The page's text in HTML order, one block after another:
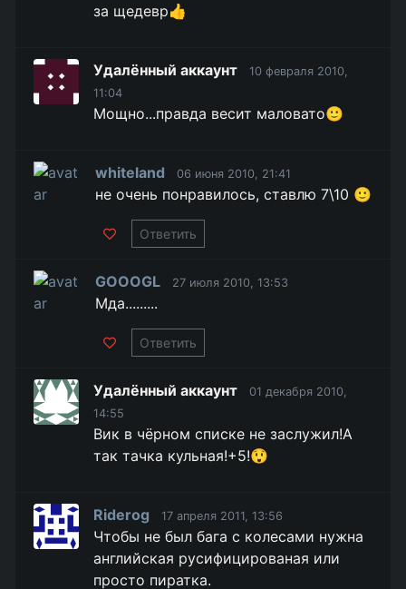
за щедевр👍
Удалённый аккаунт
10 февраля 2010,
11:04
Мощно...правда весит маловато🙂
whiteland 06 июня 2010, 21:41
не очень понравилось, ставлю 7\10 🙂
Ответить
GOOOGL 27 июля 2010, 13:53
Мда.........
Ответить
Удалённый аккаунт
01 декабря 2010,
14:55
Вик в чёрном списке не заслужил!А
так тачка кульная!+5!😲
Riderog 17 апреля 2011, 13:56
Чтобы не был бага с колесами нужна
английская русифицированая или
просто пиратка.